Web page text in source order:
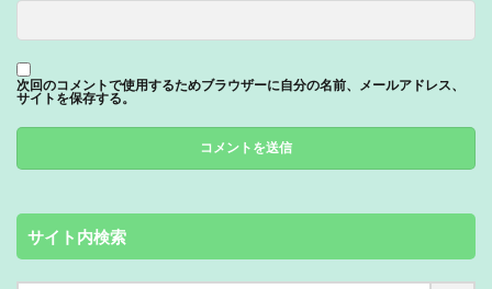
次回のコメントで使用するためブラウザーに自分の名前、メールアドレス、
サイトを保存する。
サイト内検索